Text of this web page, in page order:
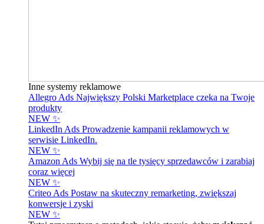
Inne systemy reklamowe
Allegro Ads Największy Polski Marketplace czeka na Twoje
produkty
NEW ✨
LinkedIn Ads Prowadzenie kampanii reklamowych w
serwisie LinkedIn.
NEW ✨
Amazon Ads Wybij się na tle tysięcy sprzedawców i zarabiaj
coraz więcej
NEW ✨
Criteo Ads Postaw na skuteczny remarketing, zwiększaj
konwersje i zyski
NEW ✨